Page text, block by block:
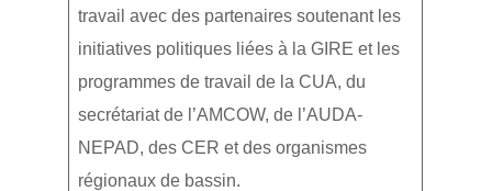
travail avec des partenaires soutenant les
initiatives politiques liées à la GIRE et les
programmes de travail de la CUA, du
secrétariat de l’AMCOW, de l’AUDA-
NEPAD, des CER et des organismes
régionaux de bassin.